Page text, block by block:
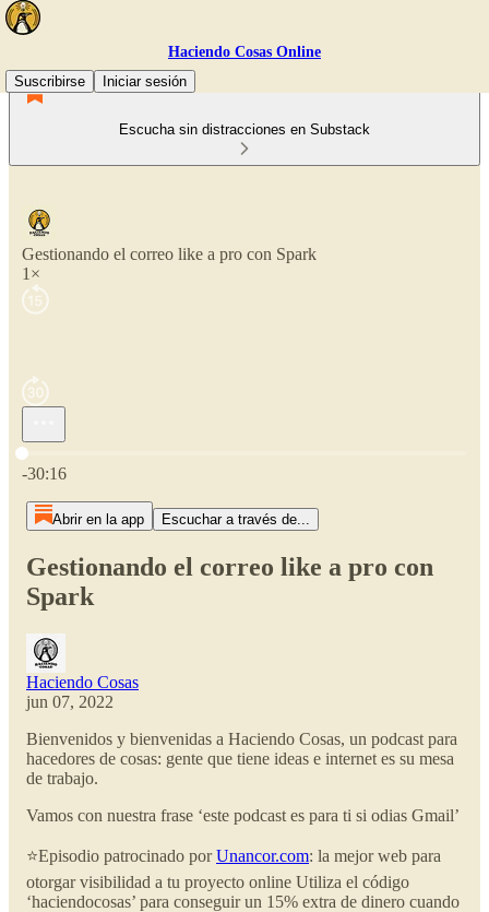
Haciendo Cosas Online
Suscribirse
Iniciar sesión
Escucha sin distracciones en Substack
Gestionando el correo like a pro con Spark
1×
Hora actual: 0:00 / Tiempo total: -30:16
-30:16
Abrir en la app Escuchar a través de...
Gestionando el correo like a pro con
Spark
Haciendo Cosas
jun 07, 2022
Bienvenidos y bienvenidas a Haciendo Cosas, un podcast para
hacedores de cosas: gente que tiene ideas e internet es su mesa
de trabajo.
Vamos con nuestra frase ‘este podcast es para ti si odias Gmail’
⭐️Episodio patrocinado porUnancor.com: la mejor web para
otorgar visibilidad a tu proyecto online Utiliza el código
‘haciendocosas’ para conseguir un 15% extra de dinero cuando